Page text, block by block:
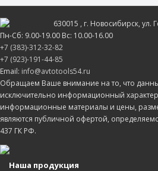
630015 , г. Новосибирск, ул.
Пн-Сб: 9.00-19.00 Вс: 10.00-16.00
+7 (383)-312-32-82
+7 (923)-191-44-85
Email: info@avtotools54.ru
Обращаем Ваше внимание на то, что
исключительно информационный
информационные материалы и цены,
являются публичной офертой,
437 ГК РФ.
Наша продукция